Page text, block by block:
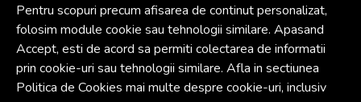
Cont
© Copyright 2026 Cipcos Mar. Toate drepturile rezervate.
Pentru scopuri precum afisarea de continut personalizat,
folosim module cookie sau tehnologii similare. Apasand
Accept, esti de acord sa permiti colectarea de informatii
prin cookie-uri sau tehnologii similare. Afla in sectiunea
Politica de Cookies mai multe despre cookie-uri, inclusiv